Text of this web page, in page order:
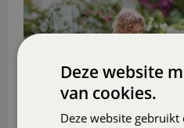
Deze website
van cookies.
Deze website